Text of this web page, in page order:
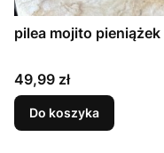
Cena
49,99 zł
Do koszyka